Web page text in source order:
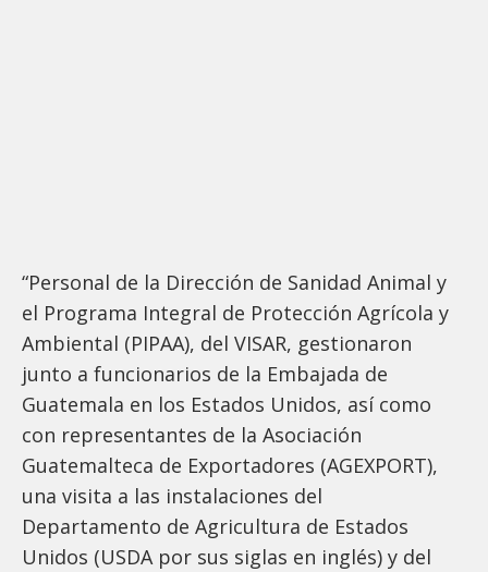
“Personal de la Dirección de Sanidad Animal y
el Programa Integral de Protección Agrícola y
Ambiental (PIPAA), del VISAR, gestionaron
junto a funcionarios de la Embajada de
Guatemala en los Estados Unidos, así como
con representantes de la Asociación
Guatemalteca de Exportadores (AGEXPORT),
una visita a las instalaciones del
Departamento de Agricultura de Estados
Unidos (USDA por sus siglas en inglés) y del